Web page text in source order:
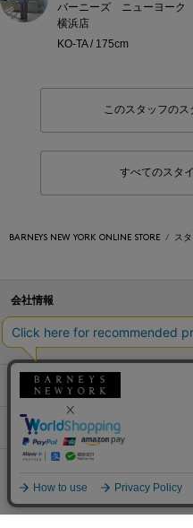
バーニーズ ニューヨーク
横浜店
KO-TA / 175cm
このスタッフのス
すべてのスタ
BARNEYS NEW YORK ONLINE STORE ス
会社情報
店舗情報
サービス